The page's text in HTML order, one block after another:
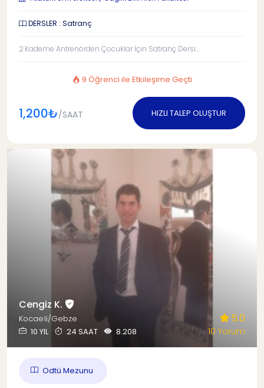
DERSLER : Satranç
2.Kademe Antrenörden Çocuklar İçin Satranç Dersi:...
9 Öğrenci ile Etkileşime Geçti
1,200₺/SAAT HIZLI TALEP OLUŞTUR
Cengiz K.
Kocaeli/Gebze
10 YIL
24 SAAT 8.208
5.0
10 Yorum
Odtü Mezunu